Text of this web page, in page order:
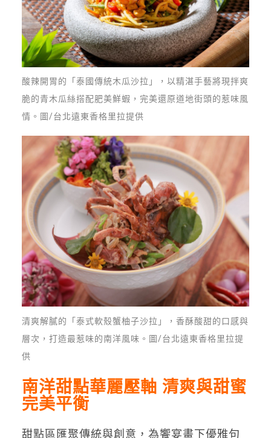
酸辣開胃的「泰國傳統木瓜沙拉」，以精湛手藝將現拌爽
脆的青木瓜絲搭配肥美鮮蝦，完美還原道地街頭的惹味風
情。圖/台北遠東香格里拉提供
清爽解膩的「泰式軟殼蟹柚子沙拉」，香酥酸甜的口感與
層次，打造最惹味的南洋風味。圖/台北遠東香格里拉提
供
南洋甜點華麗壓軸 清爽與甜蜜
完美平衡
甜點區匯聚傳統與創意，為饗宴畫下優雅句